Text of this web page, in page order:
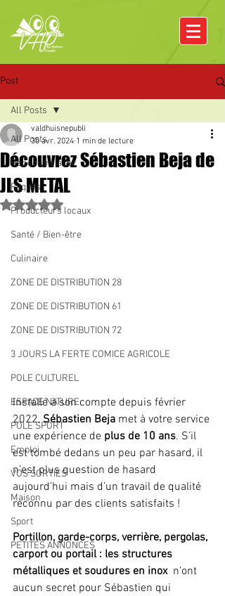
Post
All Posts
Rencontre avec
Pâques
Producteurs locaux
Santé / Bien-être
Culinaire
ZONE DE DISTRIBUTION 28
ZONE DE DISTRIBUTION 61
ZONE DE DISTRIBUTION 72
3 JOURS LA FERTE COMICE AGRICOLE
POLE CULTUREL
ESPACE NATURE
POLE SPORT
Emploi
VOS SORTIES
Maison
Sport
PETITES ANNONCES
All Posts
Découvrez Sébastien Beja de
JLS METAL
valdhuisnepubli
30 avr. 2024 1 min de lecture
Noté NaN étoiles sur 5.
Installé à son compte depuis février
2022, Sébastien Beja met à votre service
une expérience de plus de 10 ans. S’il
est tombé dedans un peu par hasard, il
n’est plus question de hasard
aujourd’hui mais d’un travail de qualité
reconnu par des clients satisfaits !
Portillon, garde-corps, verrière, pergolas,
carport ou portail : les structures
métalliques et soudures en inox n’ont
aucun secret pour Sébastien qui